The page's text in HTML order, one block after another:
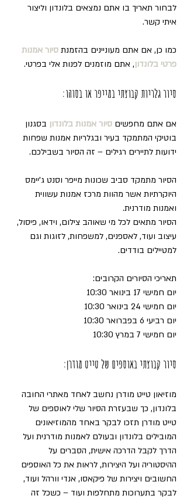
לבחור תאריך בו אתם נמצאים בלונדון וליצור
איתי קשר.
כמו כן, אם אתם מעוניינים בהזמנת סיור אמנות
פרטי בלונדון, אתם מוזמנים לפנות אלי בפרטי.
סיור גלריות קבוצתי במייפר או בסוהו:
אם אתם מחפשים סיור אמנות בלונדון בסגנון
בוטיקי המתמקד בעיר ובגלריות אמנות שפחות
ידועות לתיירים רגילים – זה הסיור בשבילכם.
הסיור מתמקד סביב שכונות מייפר וסנט ג'יימס
היוקרתיות אשר מהוות מרכז אמנות עשווית
ואמנות מודרנית.
הסיור מתאים לכל מי שאוהב צילום, וידאו, פיסול,
עיצוב ועוד, לאספנים, למשפחות, לזוגות וגם
למטיילים בודדים.
תאריכי הסיורים הקרובים:
יום חמישי 17 בינואר 10:30
יום חמישי 24 בינואר 10:30
יום רביעי 6 בפברואר 10:30
יום חמישי 7 במרץ 10:30
סיור קבוצתי באוספים של טייט מודרן:
מוזיאון טייט מודרן נחשב לאחד מאתרי החובה
בלונדון, כך שבעזרת הסיור שלי לאוספים של
טייט מודרן תזכו לבקר באחד מהמוזיאונים
המובילים בלונדון ובעולם לאמנות מודרנית ועל
הדרך לקבל הדרכה אישית, הסברים על
ההיסטוריה ועל היצירות, לראות את כל האוספים
החשובים ויצירות של פיקאסו, אנדי וורהל ועוד,
לבקר בתערוכות מתחלפות ועוד – כשכל זה